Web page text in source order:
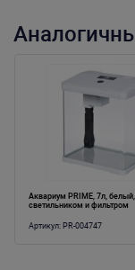
Аквариум PRIME, 7л, белый,
светильником и фильтром
Артикул: PR-004747